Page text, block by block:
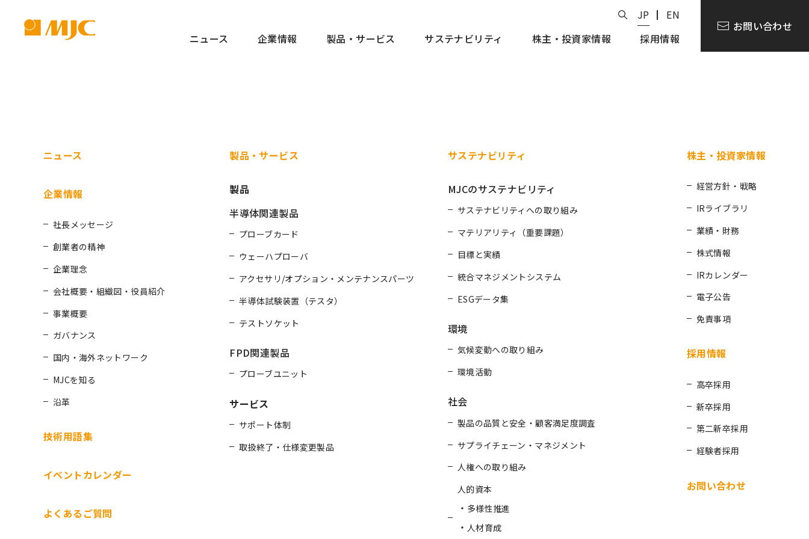
JP EN
お問い合わせ
ニュース
企業情報 製品・サービス サステナビリティ 株主・投資家情報 採用情報
ニュース
企業情報
社長メッセージ
創業者の精神
企業理念
会社概要・組織図・役員紹介
事業概要
ガバナンス
国内・海外ネットワーク
MJCを知る
沿革
技術用語集
イベントカレンダー
よくあるご質問
製品・サービス
製品
半導体関連製品
プローブカード
ウェーハプローバ
アクセサリ/オプション・メンテナンスパーツ
半導体試験装置（テスタ）
テストソケット
FPD関連製品
プローブユニット
サービス
サポート体制
取扱終了・仕様変更製品
サステナビリティ
MJCのサステナビリティ
サステナビリティへの取り組み
マテリアリティ（重要課題）
目標と実績
統合マネジメントシステム
ESGデータ集
環境
気候変動への取り組み
環境活動
社会
製品の品質と安全・顧客満足度調査
サプライチェーン・ マネジメント
人権への取り組み
人的資本
多様性推進
人材育成
株主・投資家情報
経営方針・戦略
IRライブラリ
業績・財務
株式情報
IRカレンダー
電子公告
免責事項
採用情報
高卒採用
新卒採用
第二新卒採用
経験者採用
お問い合わせ